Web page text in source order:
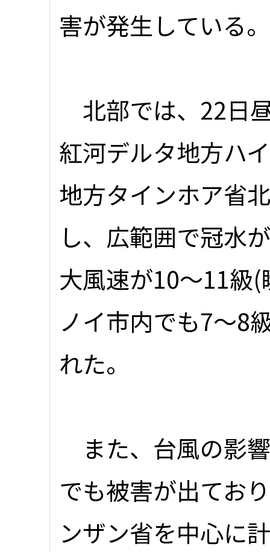
害が発生している。
北部では、22日
紅河デルタ地方ハ
地方タインホア省
し、広範囲で冠水
大風速が10～11級
ノイ市内でも7～8
れた。
また、台風の影
でも被害が出てお
ンザン省を中心に